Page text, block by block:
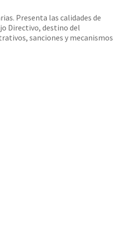
Presenta las calidades de
Directivo, destino del
sanciones y mecanismos